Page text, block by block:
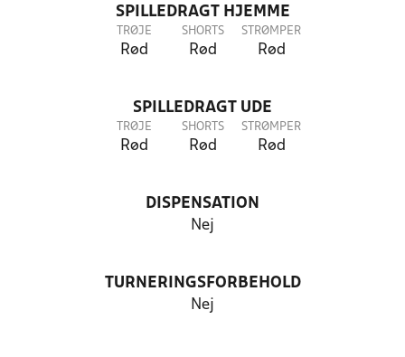
SPILLEDRAGT HJEMME
TRØJE
Rød
SHORTS
Rød
STRØMPER
Rød
SPILLEDRAGT UDE
TRØJE
Rød
SHORTS
Rød
STRØMPER
Rød
DISPENSATION
Nej
TURNERINGSFORBEHOLD
Nej